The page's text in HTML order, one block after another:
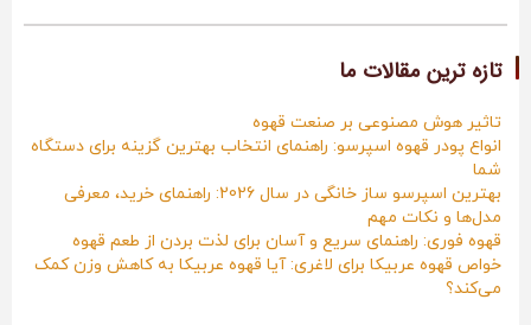
تازه ترین مقالات ما
تاثیر هوش مصنوعی بر صنعت قهوه
انواع پودر قهوه اسپرسو: راهنمای انتخاب بهترین گزینه برای دستگاه
شما
بهترین اسپرسو ساز خانگی در سال 2026: راهنمای خرید، معرفی
مدل‌ها و نکات مهم
قهوه فوری: راهنمای سریع و آسان برای لذت بردن از طعم قهوه
خواص قهوه عربیکا برای لاغری: آیا قهوه عربیکا به کاهش وزن کمک
می‌کند؟